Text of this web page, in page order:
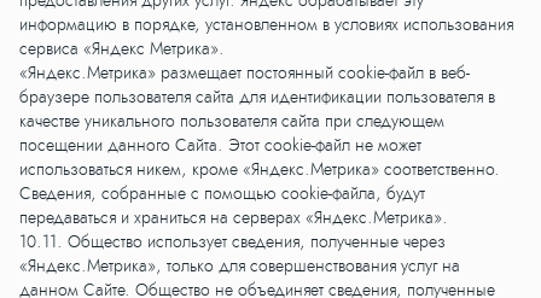
информацию в порядке, установленном в условиях использования
сервиса «Яндекс Метрика».
«Яндекс.Метрика» размещает постоянный cookie-файл в веб-
браузере пользователя сайта для идентификации пользователя в
качестве уникального пользователя сайта при следующем
посещении данного Сайта. Этот cookie-файл не может
использоваться никем, кроме «Яндекс.Метрика» соответственно.
Сведения, собранные с помощью cookie-файла, будут
передаваться и храниться на серверах «Яндекс.Метрика».
10.11. Общество использует сведения, полученные через
«Яндекс.Метрика», только для совершенствования услуг на
данном Сайте. Общество не объединяет сведения, полученные